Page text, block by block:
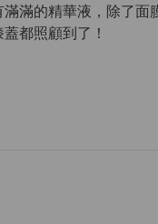
滿的精華液，除了面
都照顧到了！